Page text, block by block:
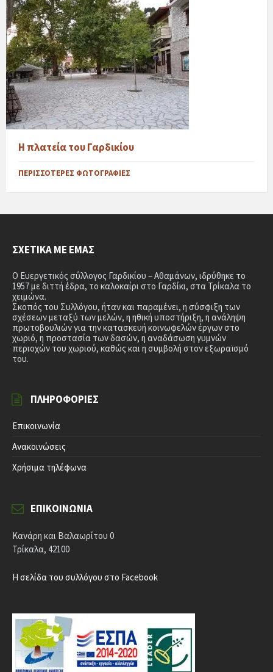
Η πλατεία του Γαρδικίου
ΠΕΡΙΣΣΌΤΕΡΕΣ ΦΩΤΟΓΡΑΦΊΕΣ
ΣΧΕΤΙΚΆ ΜΕ ΕΜΆΣ
Ο Ευεργετικός σύλλογος Γαρδικίου – Αθαμάνων, ιδρύθηκε το
1957 με διττή έδρα, το καλοκαίρι στο Γαρδίκι, στα Τρίκαλα το
χειμώνα.
Σκοπός του Συλλόγου, ήταν και παραμένει, η σύσφιξη των
σχέσεων μεταξύ των μελών, η ηθική υποστήριξη, η ανάληψη
πρωτοβουλιών για την κατασκευή κοινωφελών έργων στο
χωριό, η προστασία των δασών, η αναδάσωση γυμνών
περιοχών του χωριού, καθώς και η συμβολή στον εξωραϊσμό
του.
ΠΛΗΡΟΦΟΡΊΕΣ
Επικοινωνία
Ανακοινώσεις
Χρήσιμα τηλέφωνα
ΕΠΙΚΟΙΝΩΝΊΑ
Κανάρη και Βαλαωρίτου 0
Τρίκαλα, 42100
Η σελίδα του συλλόγου στο Facebook